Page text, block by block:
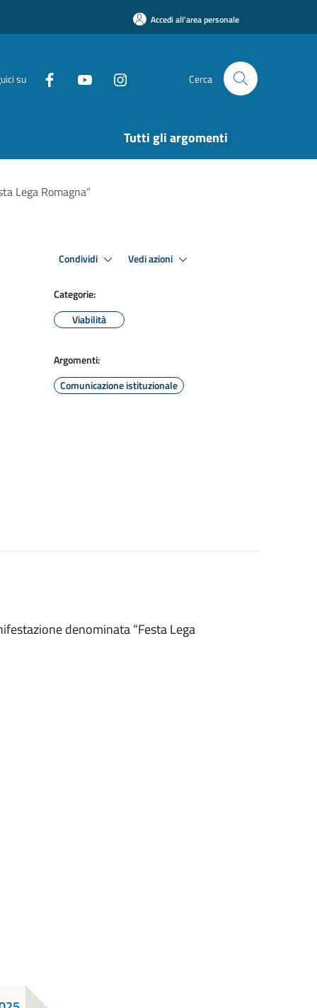
Accedi all'area personale
su Cerca
Tutti gli argomenti
Lega Romagna”
Condividi Vedi azioni
Categorie:
Viabilità
Argomenti:
Comunicazione istituzionale
denominata “Festa Lega